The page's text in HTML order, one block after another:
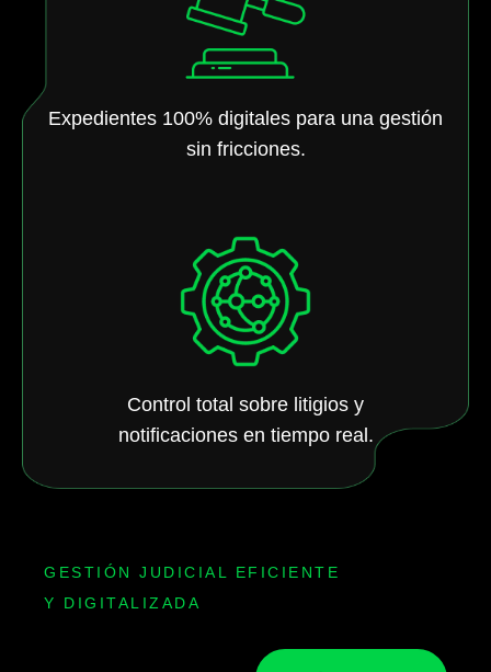
Expedientes 100% digitales para una gestión
sin fricciones.
Control total sobre litigios y
notificaciones en tiempo real.
GESTIÓN JUDICIAL EFICIENTE
Y DIGITALIZADA